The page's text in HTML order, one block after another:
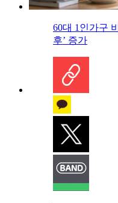
60대 1인가구
후’ 증가